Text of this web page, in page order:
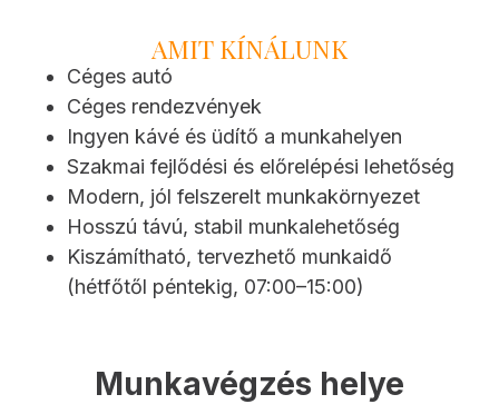
AMIT KÍNÁLUNK
Céges autó
Céges rendezvények
Ingyen kávé és üdítő a munkahelyen
Szakmai fejlődési és előrelépési lehetőség
Modern, jól felszerelt munkakörnyezet
Hosszú távú, stabil munkalehetőség
Kiszámítható, tervezhető munkaidő
(hétfőtől péntekig, 07:00–15:00)
Munkavégzés helye